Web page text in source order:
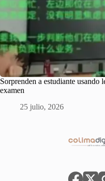
Sorprenden a estudiante usando
examen
25 julio, 2026